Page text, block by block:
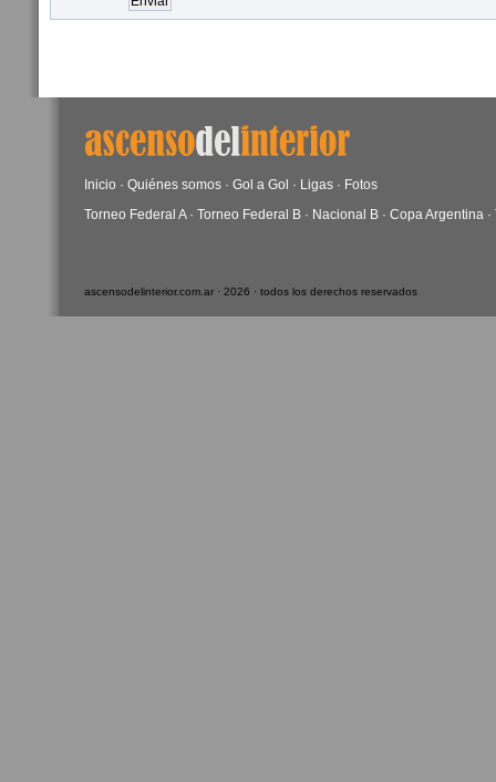
Inicio · Quiénes somos · Gol a Gol · Ligas · Fotos
Torneo Federal A· Torneo Federal B · Nacional B · Copa Argentina ·
ascensodelinterior.com.ar · 2026 · todos los derechos reservados